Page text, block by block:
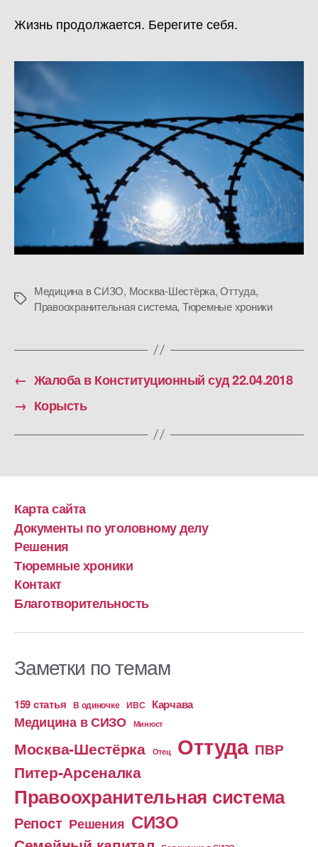
Жизнь продолжается. Берегите себя.
Метки
Медицина в СИЗО, Москва-Шестёрка,Оттуда,
Правоохранительная система, Тюремные хроники
← Жалоба в Конституционный суд 22.04.2018
→ Корысть
Карта сайта
Документы по уголовному делу
Решения
Тюремные хроники
Контакт
Благотворительность
Заметки по темам
159 статья В одиночке ИВС Карчава
Медицина в СИЗО Минюст
Москва-Шестёрка Отец Оттуда ПВР
Питер-Арсеналка
Правоохранительная система
Репост Решения СИЗО